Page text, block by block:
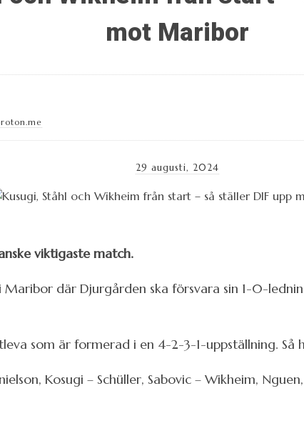
mot Maribor
29 augusti, 2024
viktigaste match.
Maribor där Djurgården ska försvara sin 1-0-
som är formerad i en 4-2-3-1-uppställning. Så
Kosugi – Schüller, Sabovic – Wikheim,